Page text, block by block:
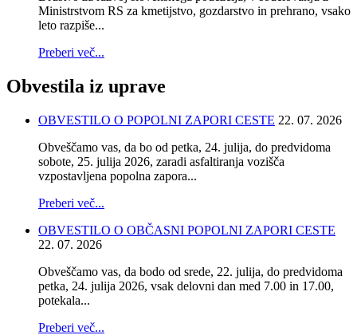
Ministrstvom RS za kmetijstvo, gozdarstvo in prehrano, vsako
leto razpiše...
Preberi več...
Obvestila iz uprave
OBVESTILO O POPOLNI ZAPORI CESTE 22. 07. 2026
Obveščamo vas, da bo od petka, 24. julija, do predvidoma
sobote, 25. julija 2026, zaradi asfaltiranja vozišča
vzpostavljena popolna zapora...
Preberi več...
OBVESTILO O OBČASNI POPOLNI ZAPORI CESTE
22. 07. 2026
Obveščamo vas, da bodo od srede, 22. julija, do predvidoma
petka, 24. julija 2026, vsak delovni dan med 7.00 in 17.00,
potekala...
Preberi več...